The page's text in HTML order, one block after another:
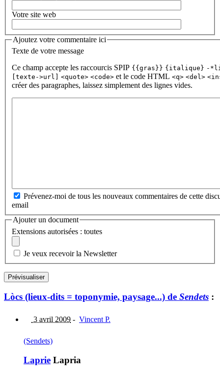
Votre site web
Ajoutez votre commentaire ici
Texte de votre message
Ce champ accepte les raccourcis SPIP {{gras}} {italique} -
[texte->url]
<quote> <code> et le code HTML <q> <del>
créer des paragraphes, laissez simplement des lignes vides.
Prévenez-moi de tous les nouveaux commentaires de cette
email
Ajouter un document
Extensions autorisées : toutes
Je veux recevoir la Newsletter
Lòcs (lieux-dits = toponymie, paysage...) de Sendets :
3 avril 2009 - Vincent P.
(Sendets)
Laprie Lapria